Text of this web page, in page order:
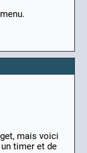
mais voici
timer et de